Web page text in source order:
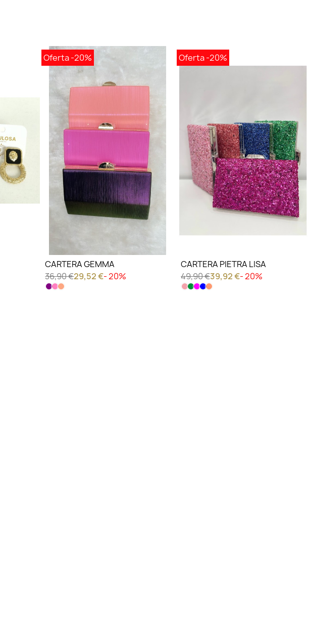
LO QUIERO VER
Oferta-20%
CARTERA GEMMA
36,90 €29,52 €- 20%
Oferta-20%
CARTERA PIETRA LISA
49,90 €39,92 €- 20%